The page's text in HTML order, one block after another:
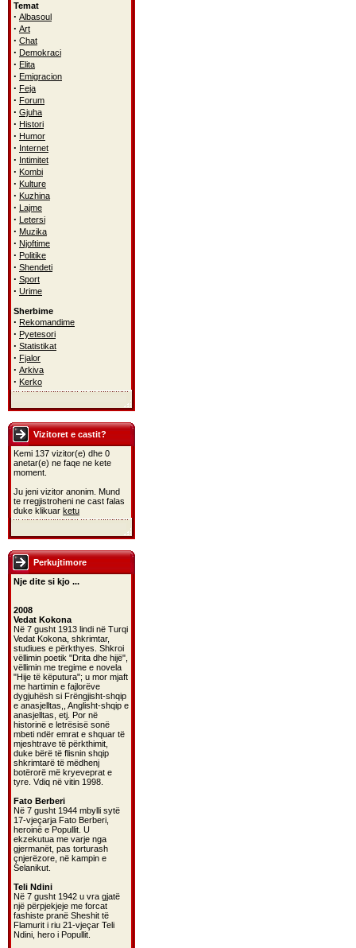
Temat
· Albasoul
· Art
· Chat
· Demokraci
· Elita
· Emigracion
· Feja
· Forum
· Gjuha
· Histori
· Humor
· Internet
· Intimitet
· Kombi
· Kulture
· Kuzhina
· Lajme
· Letersi
· Muzika
· Njoftime
· Politike
· Shendeti
· Sport
· Urime
Sherbime
· Rekomandime
· Pyetesori
· Statistikat
· Fjalor
· Arkiva
· Kerko
Vizitoret e castit?
Kemi 137 vizitor(e) dhe 0
anetar(e) ne faqe ne kete
moment.
Ju jeni vizitor anonim. Mund
te rregjistroheni ne cast falas
duke klikuar ketu
Perkujtimore
Nje dite si kjo ...
2008
Vedat Kokona
Në 7 gusht 1913 lindi në Turqi
Vedat Kokona, shkrimtar,
studiues e përkthyes. Shkroi
vëllimin poetik "Drita dhe hijë",
vëllimin me tregime e novela
"Hije të këputura"; u mor mjaft
me hartimin e fajlorëve
dygjuhësh si Frëngjisht-shqip
e anasjelltas,, Anglisht-shqip e
anasjelltas, etj. Por në
historinë e letrësisë sonë
mbeti ndër emrat e shquar të
mjeshtrave të përkthimit,
duke bërë të flisnin shqip
shkrimtarë të mëdhenj
botërorë më kryeveprat e
tyre. Vdiq në vitin 1998.
Fato Berberi
Në 7 gusht 1944 mbylli sytë
17-vjeçarja Fato Berberi,
heroinë e Popullit. U
ekzekutua me varje nga
gjermanët, pas torturash
çnjerëzore, në kampin e
Selanikut.
Teli Ndini
Në 7 gusht 1942 u vra gjatë
një përpjekjeje me forcat
fashiste pranë Sheshit të
Flamurit i riu 21-vjeçar Teli
Ndini, hero i Popullit.